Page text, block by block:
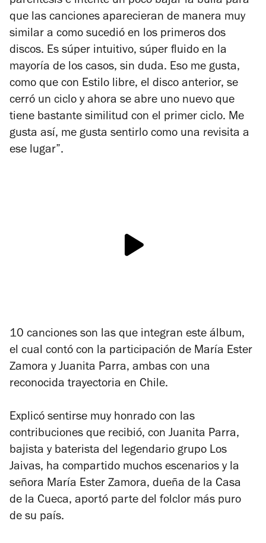
que las canciones aparecieran de manera muy
similar a como sucedió en los primeros dos
discos. Es súper intuitivo, súper fluido en la
mayoría de los casos, sin duda. Eso me gusta,
como que con Estilo libre, el disco anterior, se
cerró un ciclo y ahora se abre uno nuevo que
tiene bastante similitud con el primer ciclo. Me
gusta así, me gusta sentirlo como una revisita a
ese lugar”.
10 canciones son las que integran este álbum,
el cual contó con la participación de María Ester
Zamora y Juanita Parra, ambas con una
reconocida trayectoria en Chile.
Explicó sentirse muy honrado con las
contribuciones que recibió, con Juanita Parra,
bajista y baterista del legendario grupo Los
Jaivas, ha compartido muchos escenarios y la
señora María Ester Zamora, dueña de la Casa
de la Cueca, aportó parte del folclor más puro
de su país.